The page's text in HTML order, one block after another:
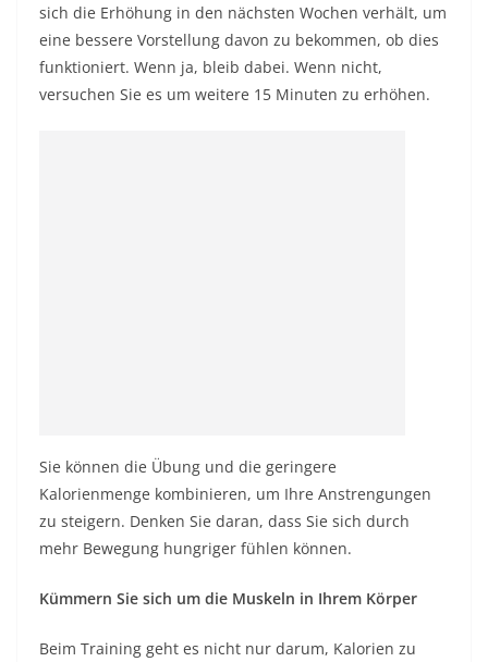
sich die Erhöhung in den nächsten Wochen verhält, um
eine bessere Vorstellung davon zu bekommen, ob dies
funktioniert. Wenn ja, bleib dabei. Wenn nicht,
versuchen Sie es um weitere 15 Minuten zu erhöhen.
Sie können die Übung und die geringere
Kalorienmenge kombinieren, um Ihre Anstrengungen
zu steigern. Denken Sie daran, dass Sie sich durch
mehr Bewegung hungriger fühlen können.
Kümmern Sie sich um die Muskeln in Ihrem Körper
Beim Training geht es nicht nur darum, Kalorien zu